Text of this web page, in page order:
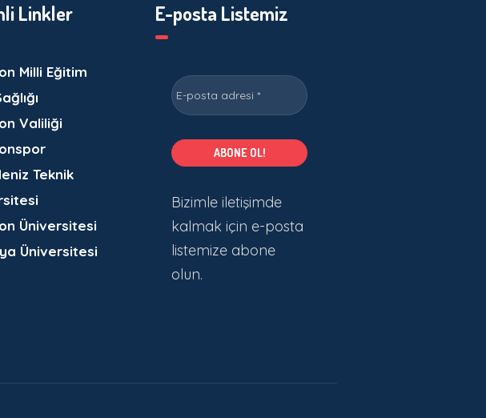
Linkler
Milli Eğitim
Valiliği
Teknik
Üniversitesi
Üniversitesi
E-posta Listemiz
Bizimle iletişimde
kalmak için e-posta
listemize abone
olun.